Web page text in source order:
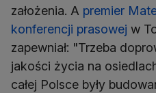
założenia. A premier
konferencji prasowej w
zapewniał: "Trzeba
jakości życia na
całej Polsce były